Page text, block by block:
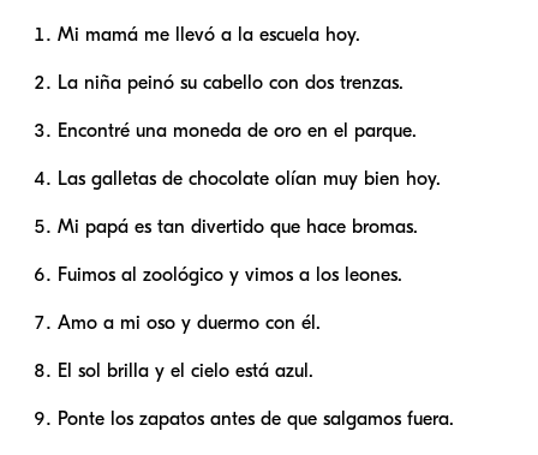
Mi mamá me llevó a la escuela hoy.
La niña peinó su cabello con dos trenzas.
Encontré una moneda de oro en el parque.
Las galletas de chocolate olían muy bien hoy.
Mi papá es tan divertido que hace bromas.
Fuimos al zoológico y vimos a los leones.
Amo a mi oso y duermo con él.
El sol brilla y el cielo está azul.
Ponte los zapatos antes de que salgamos fuera.